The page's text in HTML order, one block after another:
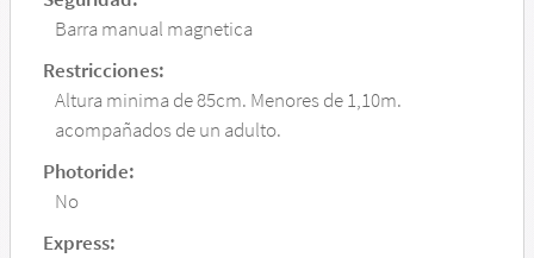
Barra manual magnetica
Restricciones:
Altura minima de 85cm. Menores de 1,10m.
acompañados de un adulto.
Photoride:
No
Express: